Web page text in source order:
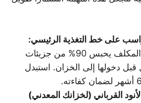
على خط التغذية الرئيسي:
هذا الفلتر غير المكلف يحبس 90% من جزيئات
قبل دخولها إلى الخزان. استبدل
القرباني (لخزانك المعدني)